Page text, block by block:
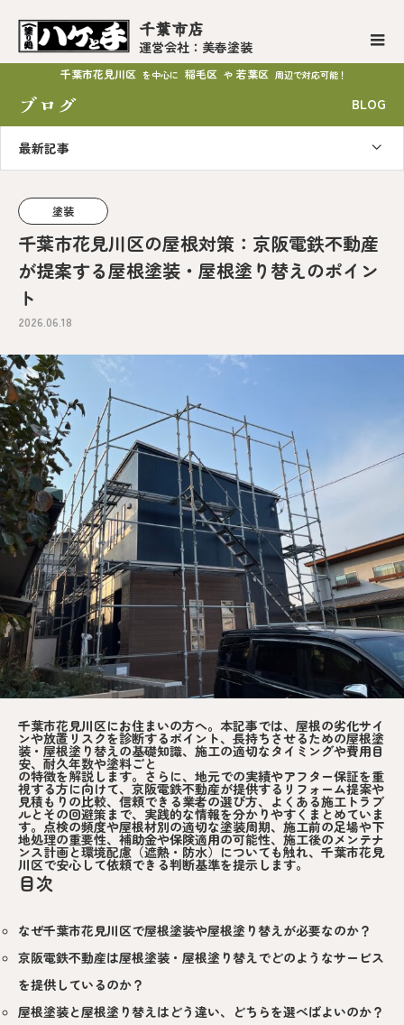
千葉市店
運営会社：美春塗装
千葉市花見川区 を中心に 稲毛区 や 若葉区 周辺で対応可能！
ブログ BLOG
最新記事
塗装
千葉市花見川区の屋根対策：京阪電鉄不動産
が提案する屋根塗装・屋根塗り替えのポイン
ト
2026.06.18
千葉市花見川区にお住まいの方へ。本記事では、屋根の劣化サイ
ンや放置リスクを診断するポイント、長持ちさせるための屋根塗
装・屋根塗り替えの基礎知識、施工の適切なタイミングや費用目
安、耐久年数や塗料ごと
の特徴を解説します。さらに、地元での実績やアフター保証を重
視する方に向けて、京阪電鉄不動産が提供するリフォーム提案や
見積もりの比較、信頼できる業者の選び方、よくある施工トラブ
ルとその回避策まで、実践的な情報を分かりやすくまとめていま
す。点検の頻度や屋根材別の適切な塗装周期、施工前の足場や下
地処理の重要性、補助金や保険適用の可能性、施工後のメンテナ
ンス計画と環境配慮（遮熱・防水）についても触れ、千葉市花見
川区で安心して依頼できる判断基準を提示します。
目次
なぜ千葉市花見川区で屋根塗装や屋根塗り替えが必要なのか？
京阪電鉄不動産は屋根塗装・屋根塗り替えでどのようなサービス
を提供しているのか？
屋根塗装と屋根塗り替えはどう違い、どちらを選べばよいのか？